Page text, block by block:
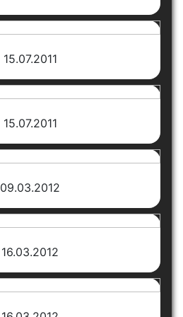
15.07.2011
15.07.2011
09.03.2012
16.03.2012